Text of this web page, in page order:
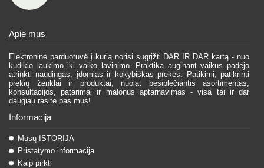
Apie mus
Elektroninė parduotuvė į kurią norisi sugrįžti DAR IR DAR kartą - nuo
kūdikio laukimo iki vaiko lavinimo. Praktika auginant vaikus padėjo
atrinkti naudingas, įdomias ir kokybiškas prekes. Patikimi, patikrinti
prekių ženklai ir produktai, nuolat besiplečiantis asortimentas,
konsultacijos, patarimai ir malonus aptarnavimas - visa tai ir dar
daugiau rasite pas mus!
Informacija
Mūsų ISTORIJA
Pristatymo informacija
Kaip pirkti